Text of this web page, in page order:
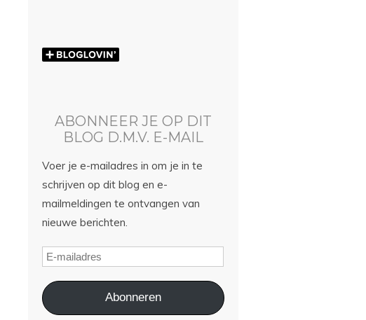
ABONNEER JE OP DIT
BLOG D.M.V. E-MAIL
Voer je e-mailadres in om je in te
schrijven op dit blog en e-
mailmeldingen te ontvangen van
nieuwe berichten.
Abonneren